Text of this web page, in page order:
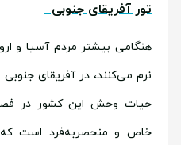
تور آفریقای جنوبی
هنگامی بیشتر مردم آسیا و
نرم می‌کنند، در آفریقای
حیات وحش این کشور در
خاص و منحصربه‌فرد است که